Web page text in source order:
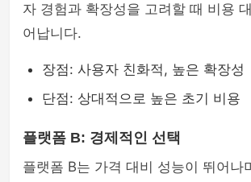
자 경험과 확장성을 고려할 때 비용
어납니다.
장점: 사용자 친화적, 높은 확장성
단점: 상대적으로 높은 초기 비용
플랫폼 B: 경제적인 선택
플랫폼 B는 가격 대비 성능이 뛰어나